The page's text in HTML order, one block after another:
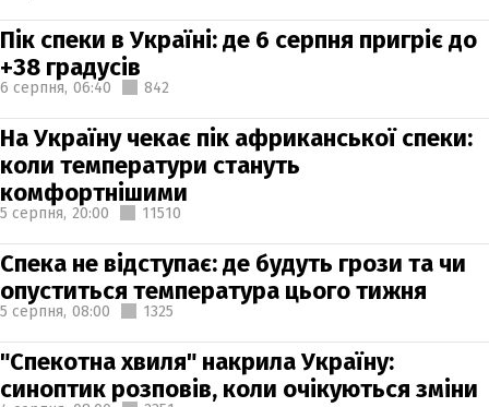
Пік спеки в Україні: де 6 серпня пригріє до
+38 градусів
6 серпня, 06:40 842
На Україну чекає пік африканської спеки:
коли температури стануть
комфортнішими
5 серпня, 20:00 11510
Спека не відступає: де будуть грози та чи
опуститься температура цього тижня
5 серпня, 08:00 1325
"Спекотна хвиля" накрила Україну:
синоптик розповів, коли очікуються зміни